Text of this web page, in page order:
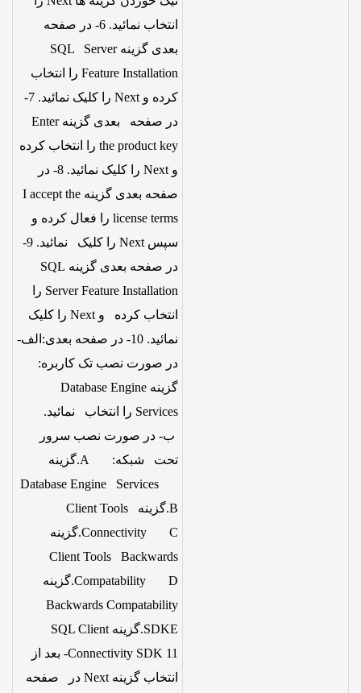
انتخاب نمائید. 6- در صفحه
بعدی گزینه SQL Server
Feature Installation را انتخاب
کرده و Next را کلیک نمائید. 7-
در صفحه بعدی گزینه Enter
the product key را انتخاب کرده
و Next را کلیک نمائید. 8- در
صفحه بعدی گزینه I accept the
license terms را فعال کرده و
سپس Next را کلیک نمائید. 9-
در صفحه بعدی گزینه SQL
Server Feature Installation را
انتخاب کرده و Next را کلیک
نمائید. 10- در صفحه بعدی:الف-
در صورت نصب تک کاربره:
گزینه Database Engine
Services را انتخاب نمائید.
ب- در صورت نصب سرور
تحت شبکه: A.گزینه
Database Engine Services
B.گزینه Client Tools
Connectivity C.گزینه
Client Tools Backwards
Compatability D.گزینه
Backwards Compatability
SDKE.گزینه SQL Client
Connectivity SDK 11- بعد از
انتخاب گزینه Next در صفحه